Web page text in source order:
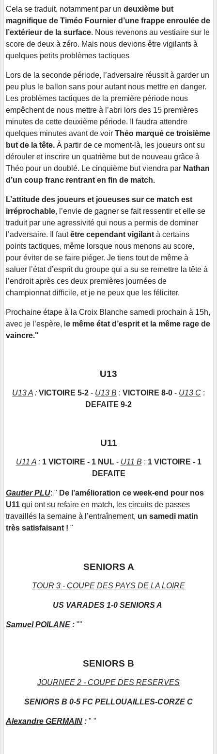
Cela se traduit, notamment par un deuxième but
magnifique de Timéo Fournier d’une frappe enroulée de
l’extérieur de la surface. Nous revenons au vestiaire sur le
score de deux à zéro. Mais nous devions être vigilants à
quelques petits problèmes tactiques
Lors de la seconde période, l’adversaire réussit à garder un
peu plus le ballon sans pour autant nous mettre en danger.
Les problèmes tactiques de la première période nous
empêchent de nous mettre à l’abri lors des 15 premières
minutes de cette deuxième période. Il faudra attendre
quelques minutes avant de voir Théo marqué ce troisième
but de la tête. À partir de ce moment-là, les joueurs ont su
dérouler et inscrire un quatrième but de nouveau grâce à
Théo pour un doublé. Le cinquième but viendra par Nathan
d’un coup franc rentrant en fin de match.
L’attitude des joueurs et joueuses sur ce match est
irréprochable, l’envie de gagner se fait ressentir et elle se
traduit par une agressivité qui nous a permis de dominer
l’adversaire. Il fautêtre cependant vigilant à certains
points tactiques, même lorsque nous menons au score,
pour éviter de se faire piéger. Je tiens tout de même à
saluer l’état d’esprit du groupe qui a su se remettre la tête à
l’endroit après ces deux premières journées de
championnat difficile, et je ne peux que les féliciter.
Prochaine étape à la Croix Blanche samedi prochain à 15h,
avec je l’espère, l e même état d’esprit et la même rage de
vaincre."
U13
U13 A : VICTOIRE 5-2 - U13 B : VICTOIRE 8-0 - U13 C :
DEFAITE 9-2
U11
U11 A: 1 VICTOIRE - 1 NUL- U11 B : 1 VICTOIRE - 1
DEFAITE
Gautier PLU: " De l’amélioration ce week-end pour nos
U11 qui ont su refaire en match, les circuits de passes
travaillés la semaine à l’entraînement, un samedi matin
très satisfaisant​​​​​​ ! "
SENIORS A
TOUR 3 - COUPE DES PAYS DE LA LOIRE
US VARADES 1-0 SENIORS A
Samuel POILANE : ""
SENIORS B
JOURNEE 2 - COUPE DES RESERVES
SENIORS B 0-5 FC PELLOUAILLES-CORZE C
Alexandre GERMAIN : " "